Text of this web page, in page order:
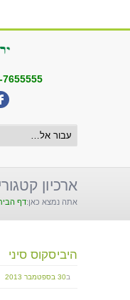
7655555
ארכיון
אתה נמצא כאן:דף
היביסקוס סיני
ב30 בספטמבר 2013